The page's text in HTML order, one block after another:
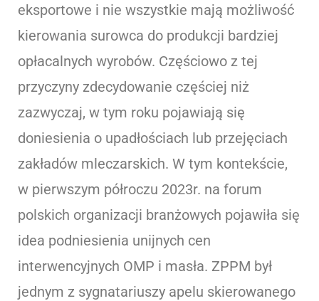
eksportowe i nie wszystkie mają możliwość
kierowania surowca do produkcji bardziej
opłacalnych wyrobów. Częściowo z tej
przyczyny zdecydowanie częściej niż
zazwyczaj, w tym roku pojawiają się
doniesienia o upadłościach lub przejęciach
zakładów mleczarskich. W tym kontekście,
w pierwszym półroczu 2023r. na forum
polskich organizacji branżowych pojawiła się
idea podniesienia unijnych cen
interwencyjnych OMP i masła. ZPPM był
jednym z sygnatariuszy apelu skierowanego